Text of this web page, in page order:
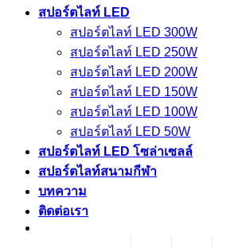
สปอร์ตไลท์ LED
สปอร์ตไลท์ LED 300W
สปอร์ตไลท์ LED 250W
สปอร์ตไลท์ LED 200W
สปอร์ตไลท์ LED 150W
สปอร์ตไลท์ LED 100W
สปอร์ตไลท์ LED 50W
สปอร์ตไลท์ LED โซล่าเซลล์
สปอร์ตไลท์สนามกีฬา
บทความ
ติดต่อเรา